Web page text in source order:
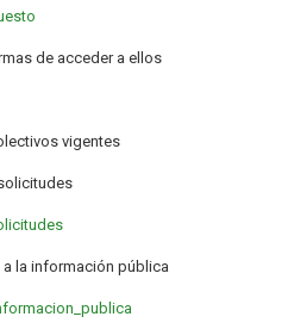
de acceder a ellos
vigentes
la información pública